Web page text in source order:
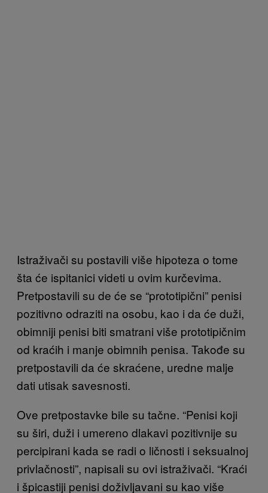
Istraživači su postavili više hipoteza o tome
šta će ispitanici videti u ovim kurčevima.
Pretpostavili su de će se “prototipični” penisi
pozitivno odraziti na osobu, kao i da će duži,
obimniji penisi biti smatrani više prototipičnim
od kraćih i manje obimnih penisa. Takođe su
pretpostavili da će skraćene, uredne malje
dati utisak savesnosti.
Ove pretpostavke bile su tačne. “Penisi koji
su širi, duži i umereno dlakavi pozitivnije su
percipirani kada se radi o ličnosti i seksualnoj
privlačnosti”, napisali su ovi istraživači. “Kraći
i špicastiji penisi doživljavani su kao više